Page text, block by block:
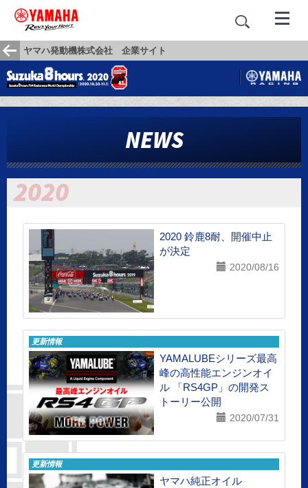
ヤマハ発動機株式会社 企業サイト
NEWS
2020 鈴鹿8耐、開催中止
が決定
2020/08/16
更新情報
YAMALUBEシリーズ最高
峰の高性能エンジンオイ
ル 「RS4GP」の開発ス
トーリー公開
2020/07/31
更新情報
ヤマハ純正オイル